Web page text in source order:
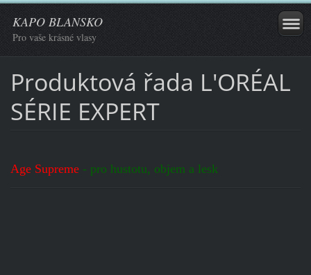
KAPO BLANSKO
Pro vaše krásné vlasy
Produktová řada L'ORÉAL
SÉRIE EXPERT
Age Supreme- pro hustotu, objem a lesk